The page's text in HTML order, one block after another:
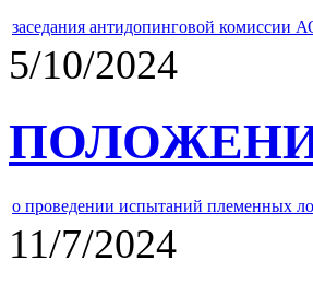
заседания антидопинговой комиссии
5/10/2024
о проведении испытаний племенных
11/7/2024